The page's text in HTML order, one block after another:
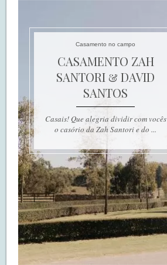
Casamento no campo
CASAMENTO ZAH
SANTORI & DAVID
SANTOS
Casais! Que alegria dividir com vocês
o casório da Zah Santori e do ...